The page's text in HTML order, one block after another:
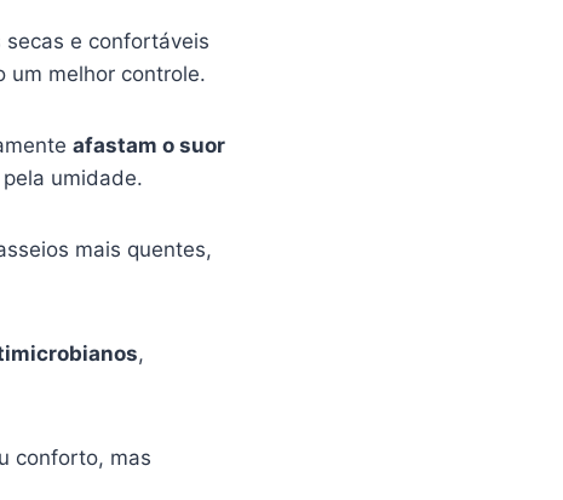
secas e confortáveis
um melhor controle.
afastam o suor
umidade.
mais quentes,
,
conforto, mas